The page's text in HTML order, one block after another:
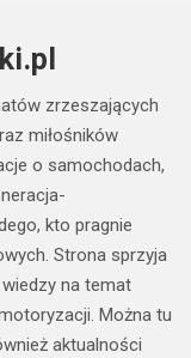
zrzeszających
miłośników
o samochodach,
kto pragnie
Strona sprzyja
na temat
Można tu
aktualności